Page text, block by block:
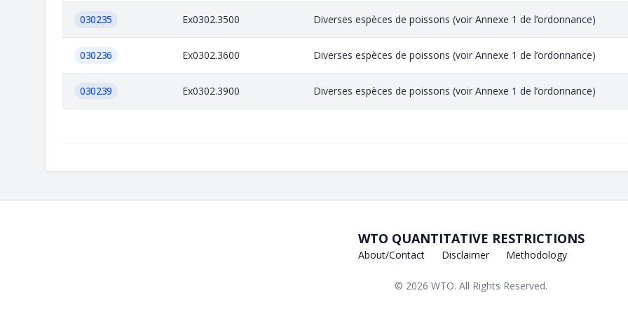
030235 Ex0302.3500 Diverses espèces de poissons (voir Annexe 1 de l’ordonnance)
030236 Ex0302.3600 Diverses espèces de poissons (voir Annexe 1 de l’ordonnance)
030239 Ex0302.3900 Diverses espèces de poissons (voir Annexe 1 de l’ordonnance)
WTO QUANTITATIVE RESTRICTIONS
About/Contact Disclaimer Methodology
© 2026 WTO. All Rights Reserved.